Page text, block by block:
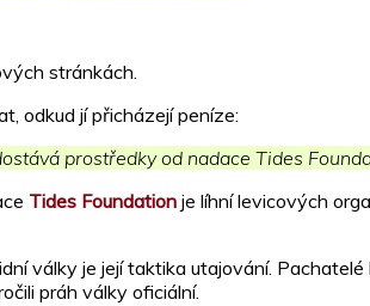
stránkách.
odkud jí přicházejí peníze:
prostředky od nadace Tides
Tides Foundation je líhní levicových
války je její taktika utajování.
práh války oficiální.